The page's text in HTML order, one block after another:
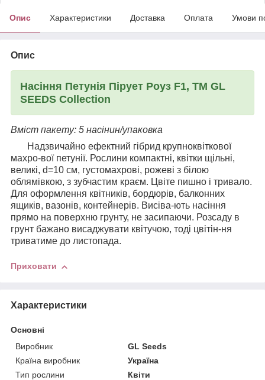
Опис Характеристики Доставка Оплата Умови
Опис
Насіння Петунія Пірует Роуз F1, ТМ GL
SEEDS Collection
Вміст пакету: 5 насінин/упаковка
Надзвичайно ефектний гібрид крупноквіткової
махро-вої петунії. Рослини компактні, квітки щільні,
великі, d=10 см, густомахрові, рожеві з білою
облямівкою, з зубчастим краєм. Цвіте пишно і тривало.
Для оформлення квітників, бордюрів, балконних
ящиків, вазонів, контейнерів. Висіва-ють насіння
прямо на поверхню грунту, не засипаючи. Розсаду в
грунт бажано висаджувати квітучою, тоді цвітін-ня
триватиме до листопада.
Приховати
Характеристики
Основні
Виробник
GL Seeds
Країна виробник
Україна
Тип рослини
Квіти